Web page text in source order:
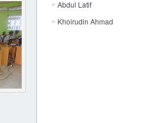
Abdul Latif
Khoirudin Ahmad